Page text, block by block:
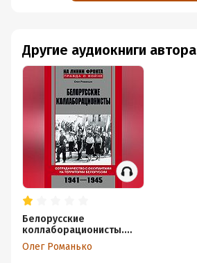
Другие аудиокниги автора
Белорусские
коллаборационисты.
Сотрудничество с
оккупантами на
Олег Романько